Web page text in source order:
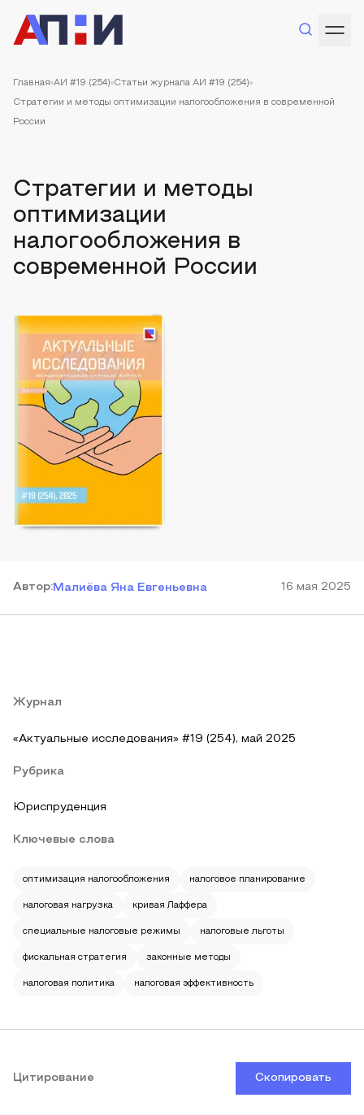
Главная АИ #19 (254) Статьи журнала АИ #19 (254)
Стратегии и методы оптимизации налогообложения в современной
России
Стратегии и методы
оптимизации
налогообложения в
современной России
Автор:Малиёва Яна Евгеньевна 16 мая 2025
Журнал
«Актуальные исследования» #19 (254), май 2025
Рубрика
Юриспруденция
Ключевые слова
оптимизация налогообложения налоговое планирование
налоговая нагрузка кривaя Лаффера
специальные налоговые режимы налоговые льготы
фискальная стратегия законные методы
налоговая политика налоговая эффективность
Цитирование Скопировать